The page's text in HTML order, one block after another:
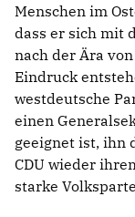
Menschen im
dass er sich mit
nach der Ära
Eindruck
westdeutsche
einen
geeignet ist, ihn
CDU wieder
starke